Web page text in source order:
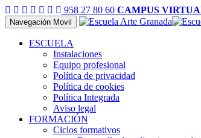
958 27 80 60 CAMPUS
Navegación Movil
ESCUELA
Instalaciones
Equipo profesional
Política de privacidad
Política de cookies
Política Integrada
Aviso legal
FORMACIÓN
Ciclos formativos